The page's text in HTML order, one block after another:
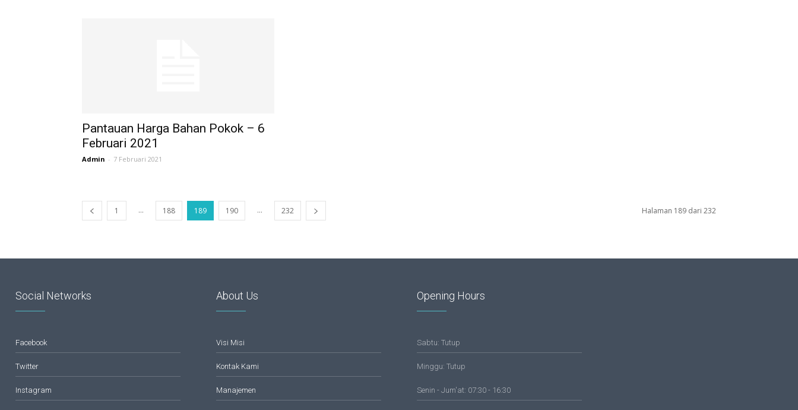
Pantauan Harga Bahan Pokok – 6
Februari 2021
Admin - 7 Februari 2021
1 ... 188 189 190 ... 232 Halaman 189 dari 232
Social Networks
Facebook
Twitter
Instagram
About Us
Visi Misi
Kontak Kami
Manajemen
Opening Hours
Sabtu: Tutup
Minggu: Tutup
Senin - Jum'at: 07:30 - 16:30